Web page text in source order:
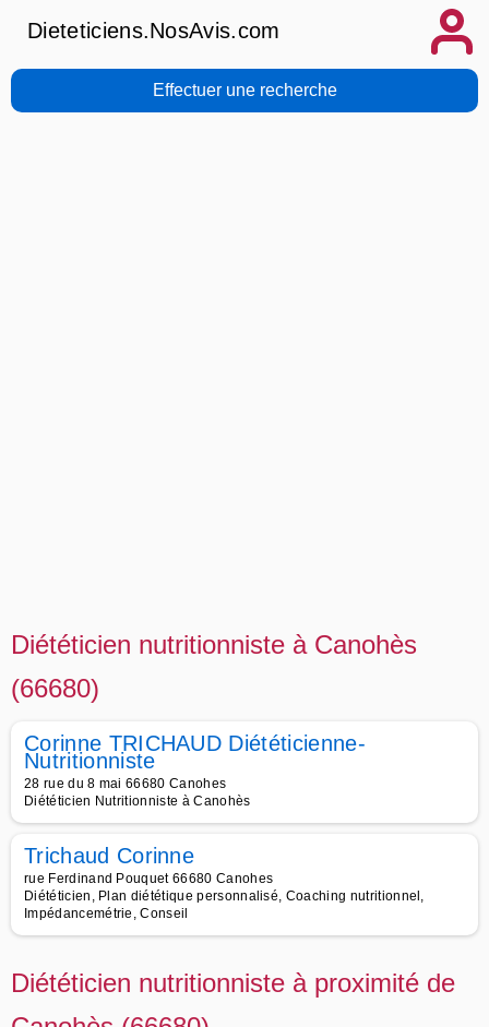
Dieteticiens.NosAvis.com
Effectuer une recherche
Diététicien nutritionniste à Canohès
(66680)
Corinne TRICHAUD Diététicienne-
Nutritionniste
28 rue du 8 mai 66680 Canohes
Diététicien Nutritionniste à Canohès
Trichaud Corinne
rue Ferdinand Pouquet 66680 Canohes
Diététicien, Plan diététique personnalisé, Coaching nutritionnel,
Impédancemétrie, Conseil
Diététicien nutritionniste à proximité de